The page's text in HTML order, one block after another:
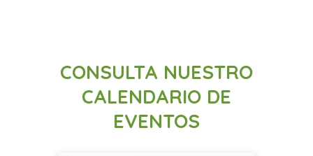
CONSULTA NUESTRO
CALENDARIO DE
EVENTOS